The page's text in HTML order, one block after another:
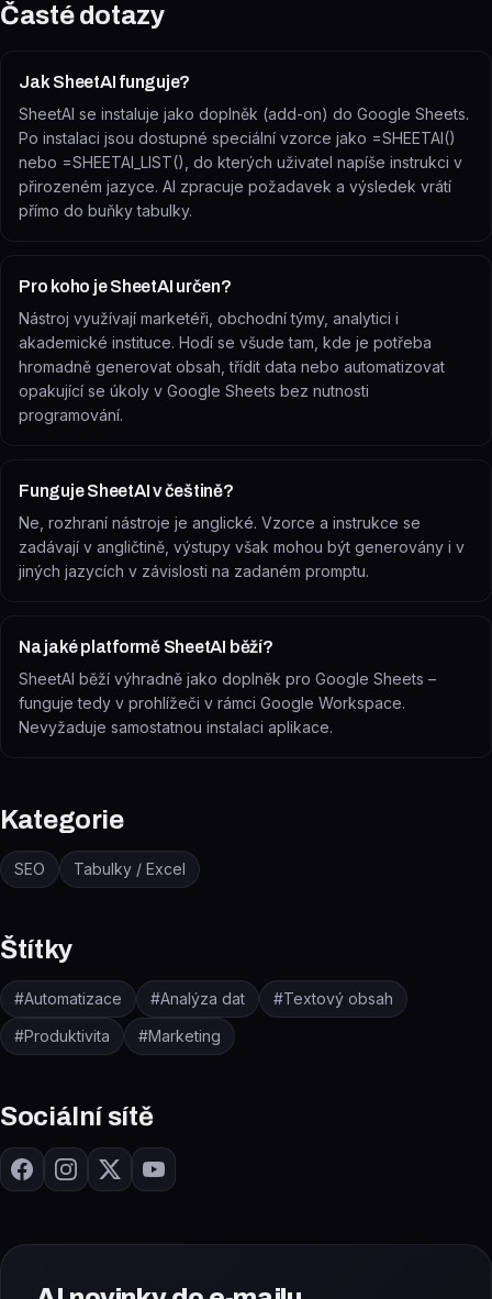
Časté dotazy
Jak SheetAI funguje?
SheetAI se instaluje jako doplněk (add-on) do Google Sheets.
Po instalaci jsou dostupné speciální vzorce jako =SHEETAI()
nebo =SHEETAI_LIST(), do kterých uživatel napíše instrukci v
přirozeném jazyce. AI zpracuje požadavek a výsledek vrátí
přímo do buňky tabulky.
Pro koho je SheetAI určen?
Nástroj využívají marketéři, obchodní týmy, analytici i
akademické instituce. Hodí se všude tam, kde je potřeba
hromadně generovat obsah, třídit data nebo automatizovat
opakující se úkoly v Google Sheets bez nutnosti
programování.
Funguje SheetAI v češtině?
Ne, rozhraní nástroje je anglické. Vzorce a instrukce se
zadávají v angličtině, výstupy však mohou být generovány i v
jiných jazycích v závislosti na zadaném promptu.
Na jaké platformě SheetAI běží?
SheetAI běží výhradně jako doplněk pro Google Sheets –
funguje tedy v prohlížeči v rámci Google Workspace.
Nevyžaduje samostatnou instalaci aplikace.
Kategorie
SEO Tabulky / Excel
Štítky
#Automatizace #Analýza dat #Textový obsah
#Produktivita #Marketing
Sociální sítě